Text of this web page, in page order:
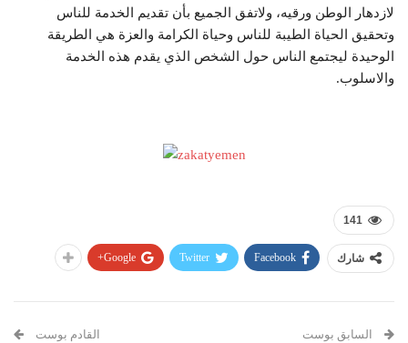
لازدهار الوطن ورقيه، ولاتفق الجميع بأن تقديم الخدمة للناس
وتحقيق الحياة الطيبة للناس وحياة الكرامة والعزة هي الطريقة
الوحيدة ليجتمع الناس حول الشخص الذي يقدم هذه الخدمة
والاسلوب.
141
شارك Facebook
Twitter
Google+
السابق بوست القادم بوست